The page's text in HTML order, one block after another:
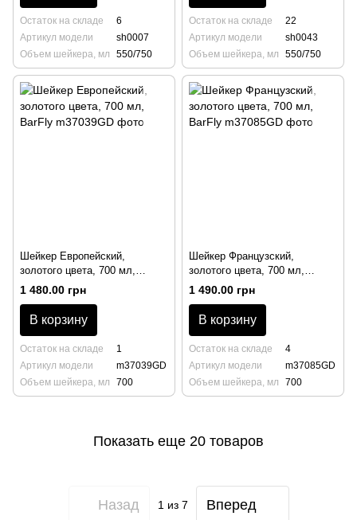
Остаток на складе
6
Артикул модели
sh0007
Объем шейкера, мл
550/750
Остаток на складе
22
Артикул модели
sh0043
Объем шейкера, мл
550/750
Шейкер Европейский,
золотого цвета, 700 мл,
BarFly
1 480.00 грн
В корзину
Остаток на складе
1
Артикул модели
m37039GD
Объем шейкера, мл
700
Шейкер Французский,
золотого цвета, 700 мл,
BarFly
1 490.00 грн
В корзину
Остаток на складе
4
Артикул модели
m37085GD
Объем шейкера, мл
700
Показать еще 20 товаров
Назад 1из 7 Вперед